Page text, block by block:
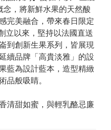
，將新鮮水果的天然酸
完美融合，帶來春日限定
立以來，堅持以法國直送
到創新生果系列，皆展現
續品牌「高貴淡雅」的設
藍為設計藍本，造型精緻
品般吸睛。
清甜如蜜，與輕乳酪忌廉